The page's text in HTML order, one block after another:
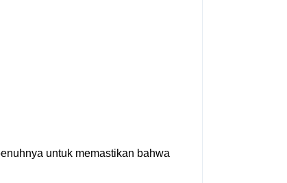
untuk memastikan bahwa